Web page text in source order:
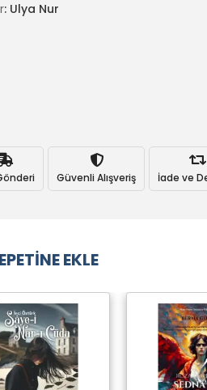
: Ulya Nur
Güvenli Alışveriş İade ve
EKLE